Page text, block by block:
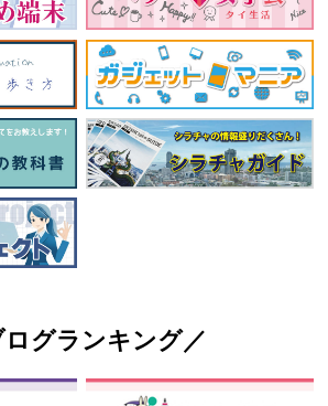
ログランキング／